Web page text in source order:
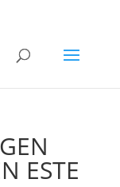
ESTE